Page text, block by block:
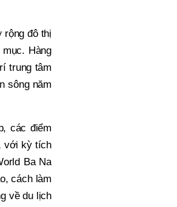
rộng đô thị
Hàng
trung tâm
sông năm
các điểm
với kỳ tích
Ba Na
cách làm
về du lịch